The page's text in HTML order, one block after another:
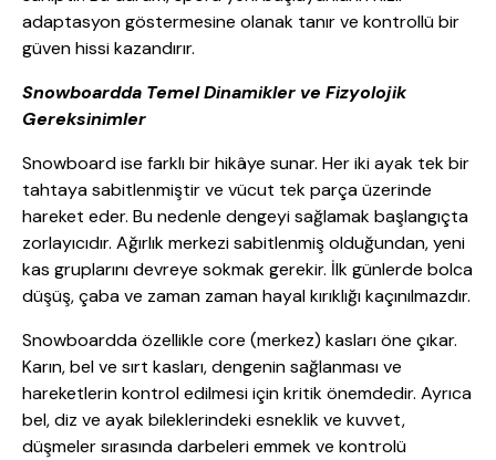
adaptasyon göstermesine olanak tanır ve kontrollü bir
güven hissi kazandırır.
Snowboardda Temel Dinamikler ve Fizyolojik
Gereksinimler
Snowboard ise farklı bir hikâye sunar. Her iki ayak tek bir
tahtaya sabitlenmiştir ve vücut tek parça üzerinde
hareket eder. Bu nedenle dengeyi sağlamak başlangıçta
zorlayıcıdır. Ağırlık merkezi sabitlenmiş olduğundan, yeni
kas gruplarını devreye sokmak gerekir. İlk günlerde bolca
düşüş, çaba ve zaman zaman hayal kırıklığı kaçınılmazdır.
Snowboardda özellikle core (merkez) kasları öne çıkar.
Karın, bel ve sırt kasları, dengenin sağlanması ve
hareketlerin kontrol edilmesi için kritik önemdedir. Ayrıca
bel, diz ve ayak bileklerindeki esneklik ve kuvvet,
düşmeler sırasında darbeleri emmek ve kontrolü